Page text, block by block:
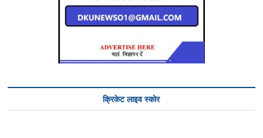
क्रिकेट लाइव स्कोर